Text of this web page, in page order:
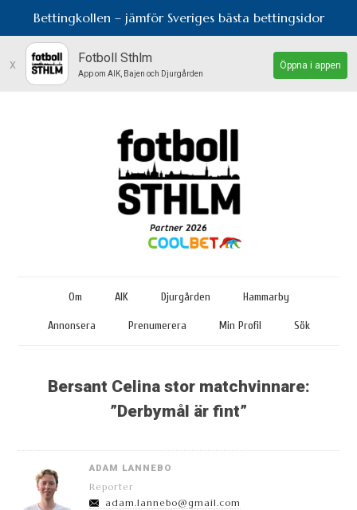
Bettingkollen – jämför Sveriges bästa bettingsidor
x Fotboll Sthlm
App om AIK, Bajen och Djurgården
Öppna i appen
Om AIK Djurgården Hammarby
Annonsera Prenumerera Min Profil Sök
Bersant Celina stor matchvinnare:
”Derbymål är fint”
ADAM LANNEBO
Reporter
adam.lannebo@gmail.com